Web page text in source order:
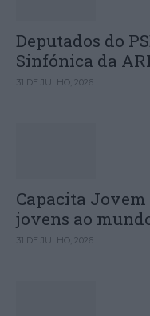
Deputados do
Sinfónica da
31 DE JULHO, 2026
Capacita
jovens ao
31 DE JULHO, 2026